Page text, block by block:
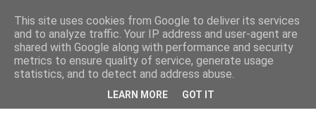
This site uses cookies from Google to deliver its services
and to analyze traffic. Your IP address and user-agent are
shared with Google along with performance and security
metrics to ensure quality of service, generate usage
statistics, and to detect and address abuse.
LEARN MORE GOT IT